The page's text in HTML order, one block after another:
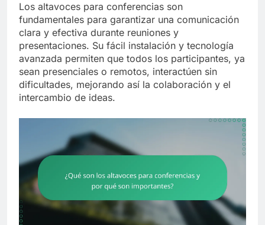
Los altavoces para conferencias son
fundamentales para garantizar una comunicación
clara y efectiva durante reuniones y
presentaciones. Su fácil instalación y tecnología
avanzada permiten que todos los participantes, ya
sean presenciales o remotos, interactúen sin
dificultades, mejorando así la colaboración y el
intercambio de ideas.